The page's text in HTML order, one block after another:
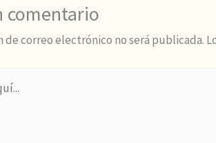
comentario
de correo electrónico no será publicada.